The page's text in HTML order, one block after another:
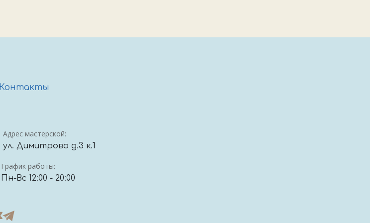
Контакты
Адрес мастерской:
ул. Димитрова д.3 к.1
График работы:
Пн-Вс 12:00 - 20:00